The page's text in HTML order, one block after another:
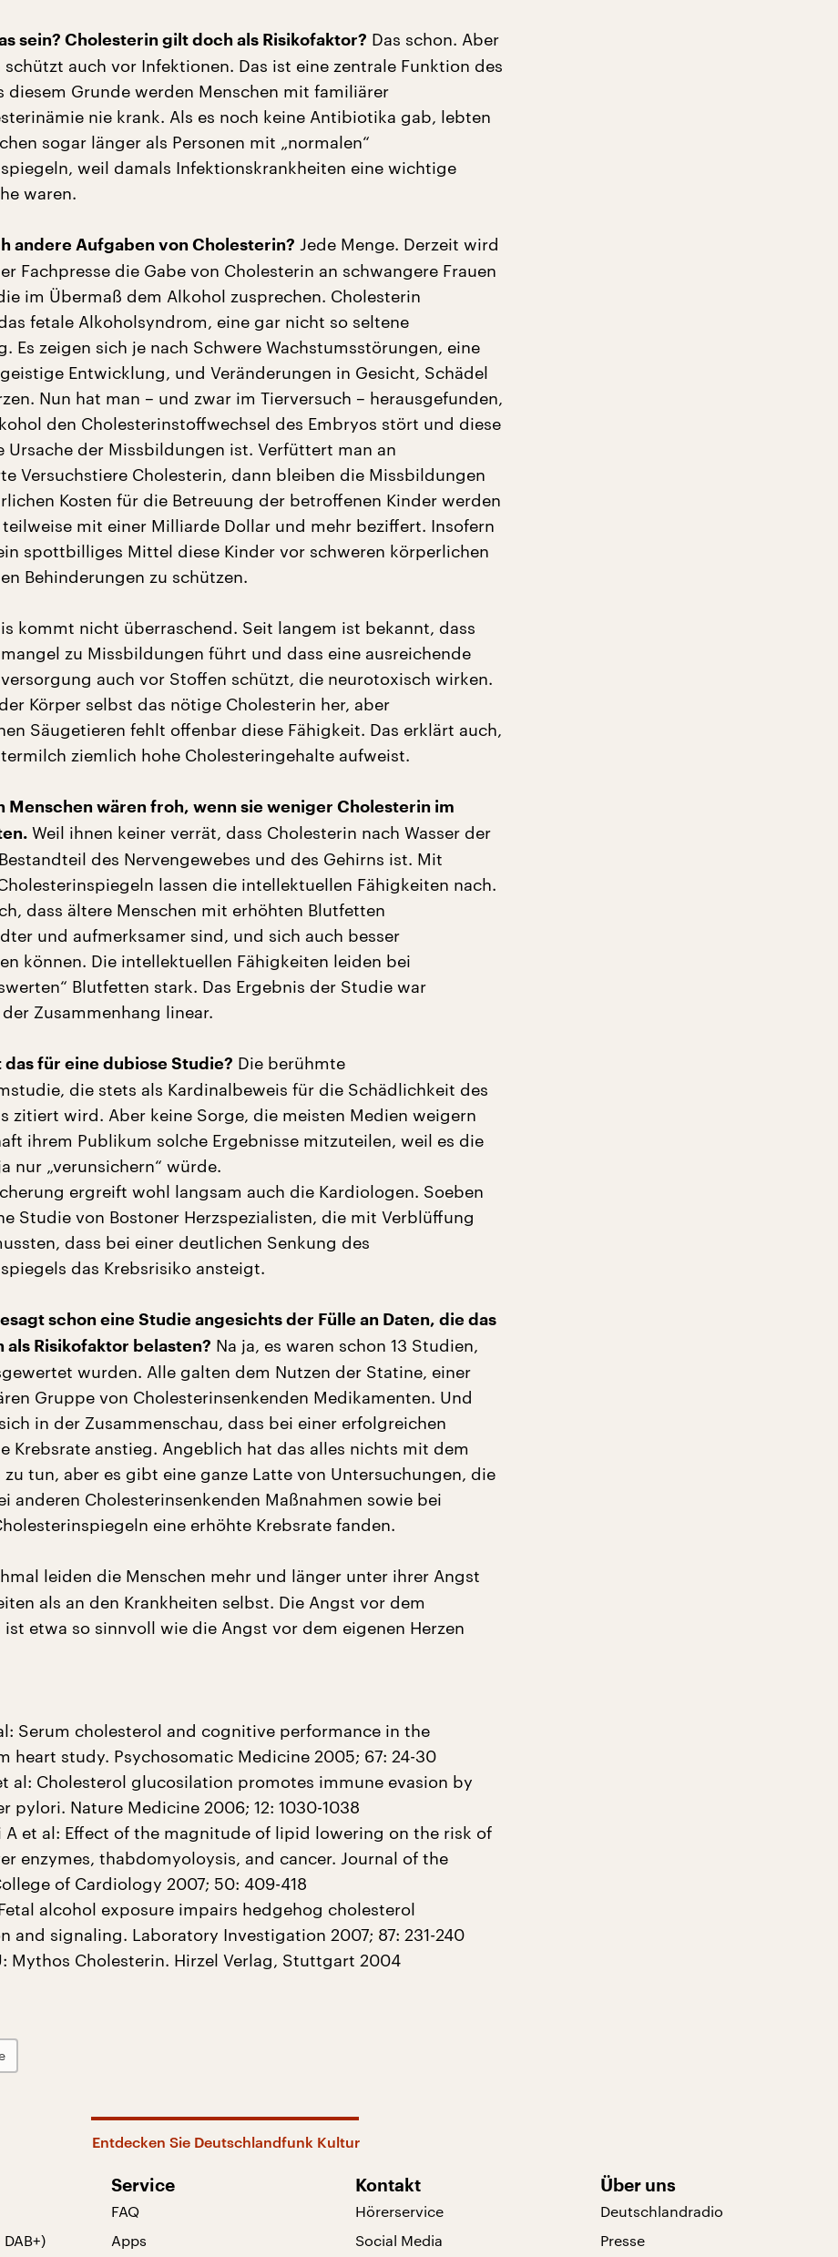
sein? Cholesterin gilt doch als Risikofaktor? Das schon. Aber
schützt auch vor Infektionen. Das ist eine zentrale Funktion des
diesem Grunde werden Menschen mit familiärer
nie krank. Als es noch keine Antibiotika gab, lebten
sogar länger als Personen mit „normalen“
weil damals Infektionskrankheiten eine wichtige
waren.
andere Aufgaben von Cholesterin? Jede Menge. Derzeit wird
Fachpresse die Gabe von Cholesterin an schwangere Frauen
im Übermaß dem Alkohol zusprechen. Cholesterin
fetale Alkoholsyndrom, eine gar nicht so seltene
Es zeigen sich je nach Schwere Wachstumsstörungen, eine
Entwicklung, und Veränderungen in Gesicht, Schädel
Nun hat man – und zwar im Tierversuch – herausgefunden,
den Cholesterinstoffwechsel des Embryos stört und diese
Ursache der Missbildungen ist. Verfüttert man an
Versuchstiere Cholesterin, dann bleiben die Missbildungen
Kosten für die Betreuung der betroffenen Kinder werden
teilweise mit einer Milliarde Dollar und mehr beziffert. Insofern
spottbilliges Mittel diese Kinder vor schweren körperlichen
Behinderungen zu schützen.
kommt nicht überraschend. Seit langem ist bekannt, dass
zu Missbildungen führt und dass eine ausreichende
auch vor Stoffen schützt, die neurotoxisch wirken.
Körper selbst das nötige Cholesterin her, aber
Säugetieren fehlt offenbar diese Fähigkeit. Das erklärt auch,
ziemlich hohe Cholesteringehalte aufweist.
Menschen wären froh, wenn sie weniger Cholesterin im
Weil ihnen keiner verrät, dass Cholesterin nach Wasser der
des Nervengewebes und des Gehirns ist. Mit
lassen die intellektuellen Fähigkeiten nach.
dass ältere Menschen mit erhöhten Blutfetten
und aufmerksamer sind, und sich auch besser
können. Die intellektuellen Fähigkeiten leiden bei
Blutfetten stark. Das Ergebnis der Studie war
Zusammenhang linear.
das für eine dubiose Studie? Die berühmte
die stets als Kardinalbeweis für die Schädlichkeit des
zitiert wird. Aber keine Sorge, die meisten Medien weigern
ihrem Publikum solche Ergebnisse mitzuteilen, weil es die
nur „verunsichern“ würde.
ergreift wohl langsam auch die Kardiologen. Soeben
Studie von Bostoner Herzspezialisten, die mit Verblüffung
dass bei einer deutlichen Senkung des
das Krebsrisiko ansteigt.
schon eine Studie angesichts der Fülle an Daten, die das
als Risikofaktor belasten? Na ja, es waren schon 13 Studien,
wurden. Alle galten dem Nutzen der Statine, einer
Gruppe von Cholesterinsenkenden Medikamenten. Und
in der Zusammenschau, dass bei einer erfolgreichen
Krebsrate anstieg. Angeblich hat das alles nichts mit dem
zu tun, aber es gibt eine ganze Latte von Untersuchungen, die
anderen Cholesterinsenkenden Maßnahmen sowie bei
eine erhöhte Krebsrate fanden.
leiden die Menschen mehr und länger unter ihrer Angst
als an den Krankheiten selbst. Die Angst vor dem
ist etwa so sinnvoll wie die Angst vor dem eigenen Herzen
Serum cholesterol and cognitive performance in the
heart study. Psychosomatic Medicine 2005; 67: 24-30
al: Cholesterol glucosilation promotes immune evasion by
pylori. Nature Medicine 2006; 12: 1030-1038
A et al: Effect of the magnitude of lipid lowering on the risk of
enzymes, thabdomyoloysis, and cancer. Journal of the
of Cardiology 2007; 50: 409-418
alcohol exposure impairs hedgehog cholesterol
and signaling. Laboratory Investigation 2007; 87: 231-240
Mythos Cholesterin. Hirzel Verlag, Stuttgart 2004
Entdecken Sie Deutschlandfunk Kultur
Service
FAQ
Apps
Kontakt
Hörerservice
Social Media
Über uns
Deutschlandradio
Presse